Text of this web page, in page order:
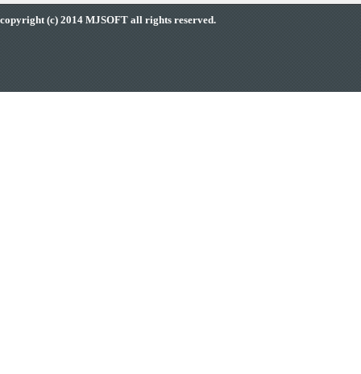
copyright (c) 2014 MJSOFT all rights reserved.